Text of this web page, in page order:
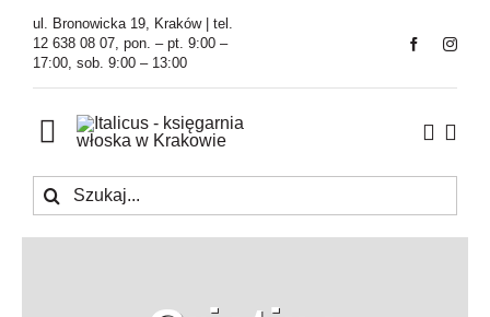
Przejdź
zawartości
ul. Bronowicka 19, Kraków | tel.
12 638 08 07, pon. – pt. 9:00 –
17:00, sob. 9:00 – 13:00
Toggle
Navigation
Księgarnia
Szukaj